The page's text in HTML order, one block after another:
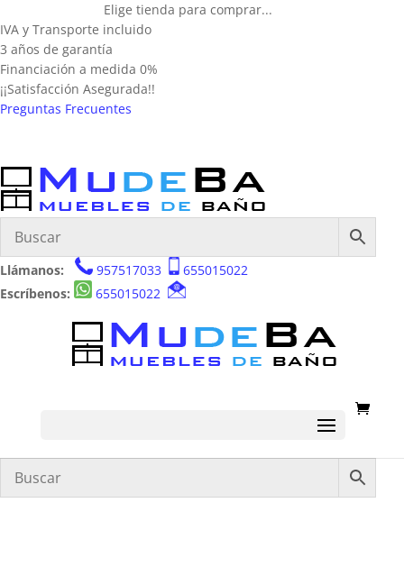
Elige tienda para comprar...
IVA y Transporte incluido
3 años de garantía
Financiación a medida 0%
¡¡Satisfacción Asegurada!!
Preguntas Frecuentes
Llámanos: 957517033
655015022
Escríbenos:
655015022